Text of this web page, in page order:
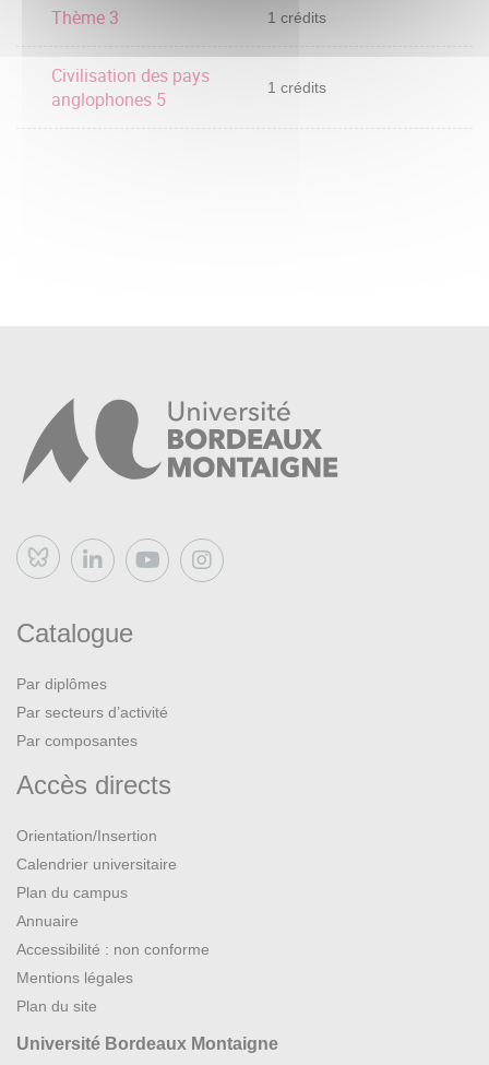
Thème 3 1 crédits
Civilisation des pays
anglophones 5
1 crédits
Bluesky
Catalogue
Par diplômes
Par secteurs d’activité
Par composantes
Accès directs
Orientation/Insertion
Calendrier universitaire
Plan du campus
Annuaire
Accessibilité : non conforme
Mentions légales
Plan du site
Université Bordeaux Montaigne